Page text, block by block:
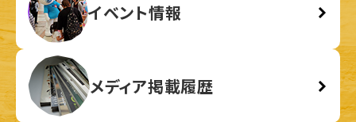
イベント情報
メディア掲載履歴